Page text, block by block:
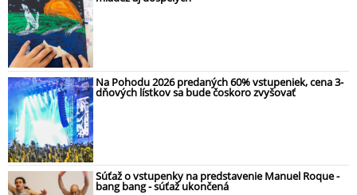
Na Pohodu 2026 predaných 60% vstupeniek, cena 3-
dňových lístkov sa bude čoskoro zvyšovať
Súťaž o vstupenky na predstavenie Manuel Roque -
bang bang - súťaž ukončená